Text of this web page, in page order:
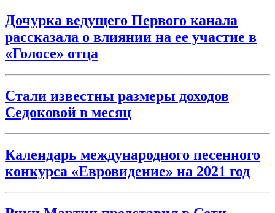
Дочурка ведущего Первого канала
рассказала о влиянии на ее участие в
«Голосе» отца
Стали известны размеры доходов
Седоковой в месяц
Календарь международного песенного
конкурса «Евровидение» на 2021 год